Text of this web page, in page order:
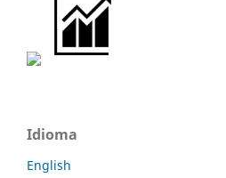
Idioma
English